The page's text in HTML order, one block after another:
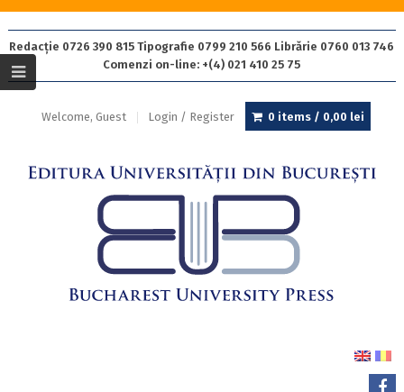
Redacție 0726 390 815 Tipografie 0799 210 566 Librărie 0760 013 746
Comenzi on-line: +(4) 021 410 25 75
Welcome, Guest Login / Register 0 items / 0,00 lei